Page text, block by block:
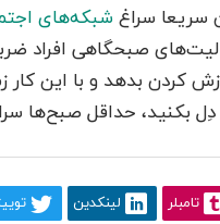
سریعا سراغ شبکه‌های
صبحگاهی افراد
کردن بدهد و با این کار
دِ‌ل بکنید، حداقل صبح‌ها
تامبلر لینکدین